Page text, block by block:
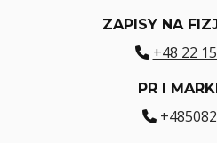
ZAPISY NA
+48 22
PR I